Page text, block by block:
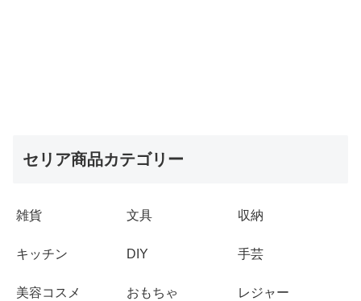
セリア商品カテゴリー
雑貨 文具 収納
キッチン DIY 手芸
美容コスメ おもちゃ レジャー